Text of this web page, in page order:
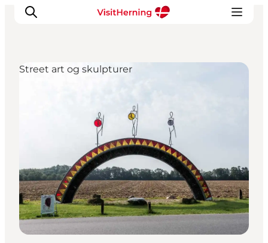
Spis, drik og shop
Kunstlandet
Se og oplev
Find vej
Sov godt
Book overnatning
Street art og skulpturer